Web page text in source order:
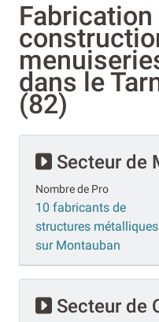
Fabrication
dans le
(82)
Secteur de
Nombre de Pro
10 fabricants de
structures métalliques
sur Montauban
Secteur de